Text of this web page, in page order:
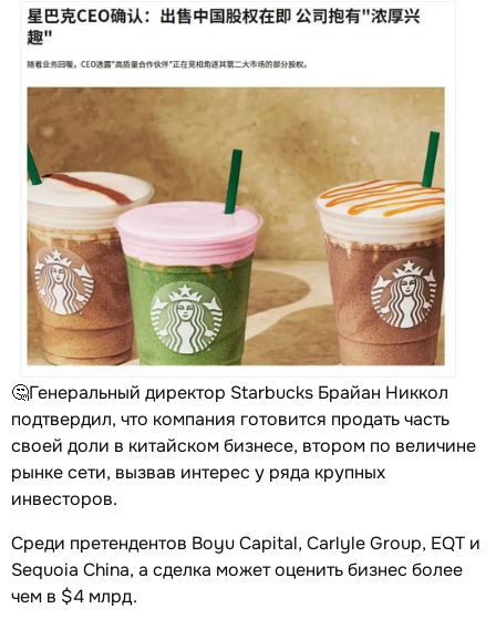
🤔Генеральный директор Starbucks Брайан Никкол
подтвердил, что компания готовится продать часть
своей доли в китайском бизнесе, втором по величине
рынке сети, вызвав интерес у ряда крупных
инвесторов.
Среди претендентов Boyu Capital, Carlyle Group, EQT и
Sequoia China, а сделка может оценить бизнес более
чем в $4 млрд.